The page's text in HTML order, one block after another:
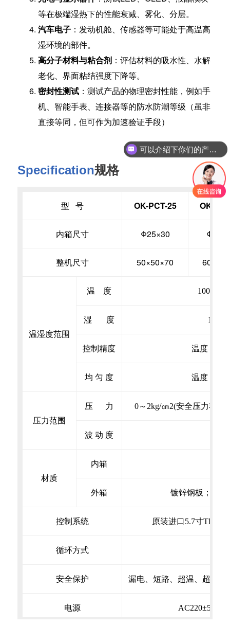
等在极端湿热下的性能衰减、雾化、分层。
汽车电子 ：发动机舱、传感器等可能处于高温高
湿环境的部件。
高分子材料与粘合剂 ：评估材料的吸水性、水解
老化、界面粘结强度下降等。
密封性测试 ：测试产品的物理密封性能，例如手
机、智能手表、连接器等的防水防潮等级（虽非
直接等同，但可作为加速验证手段）
Specification规格
型 号 OK-PCT-25 OK-
内箱尺寸 Φ25×30 Φ30×
整机尺寸 50×50×70 60×
温湿度范围
温 度 100℃～
湿 度
控制精度 温度；
均 匀 度 温度：
压力范围
压 力 0～2kg/㎝2(安全压力容量
波 动 度
材质
内箱
外箱 镀锌钢板；表面
控制系统 原装进口5.7寸TFT
循环方式
安全保护 漏电、短路、超温、超压
电源 AC220±5%V
可以介绍下你们的产品么？